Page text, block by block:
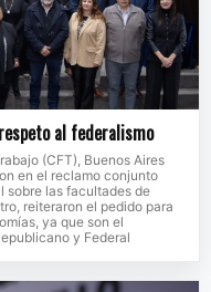
al federalismo
(CFT), Buenos Aires
en el reclamo conjunto
sobre las facultades de
reiteraron el pedido para
ya que son el
y Federal